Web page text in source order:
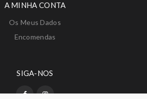
A MINHA CONTA
Os Meus Dados
Encomendas
SIGA-NOS